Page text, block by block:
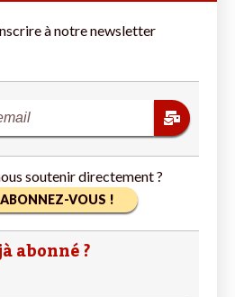
à notre newsletter
soutenir directement ?
ABONNEZ-VOUS !
abonné ?